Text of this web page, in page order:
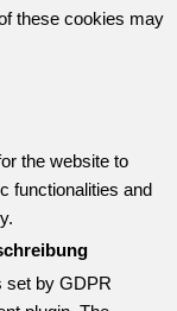
these cookies may
the website to
functionalities and
set by GDPR